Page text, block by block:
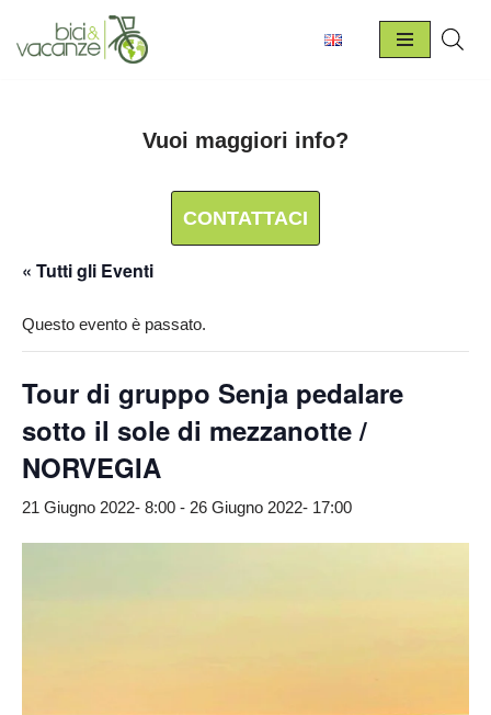
Vai
Vuoi maggiori info?
CONTATTACI
« Tutti gli Eventi
Questo evento è passato.
Tour di gruppo Senja pedalare
sotto il sole di mezzanotte /
NORVEGIA
21 Giugno 2022- 8:00 - 26 Giugno 2022- 17:00